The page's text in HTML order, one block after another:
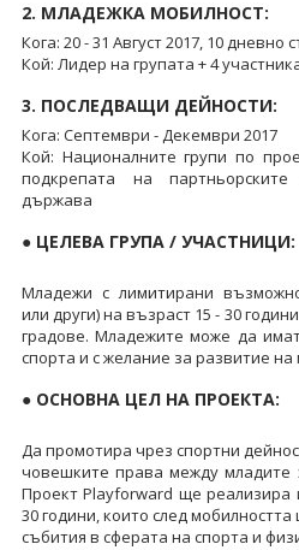
2. МЛАДЕЖКА МОБИЛНОСТ:
Кога: 20 - 31 Август 2017, 10 дневно
Кой: Лидер на групата + 4
3. ПОСЛЕДВАЩИ ДЕЙНОСТИ:
Кога: Септември - Декември 2017
Кой: Националните групи по
подкрепата на
държава
● ЦЕЛЕВА ГРУПА / УЧАСТНИЦИ:
Младежи с лимитирани
или други) на възраст 15 - 30
градове. Младежите може да
спорта и с желание за развитие
● ОСНОВНА ЦЕЛ НА ПРОЕКТА:
Да промотира чрез спортни
човешките права между младите
Проект Playforward ще реализира
30 години, които след
събития в сферата на спорта и